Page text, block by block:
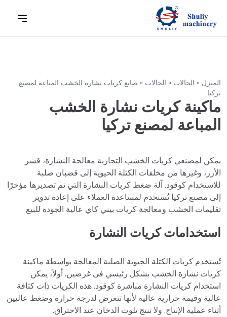
المنزل » الحالات » الحالات » صانع كريات نشارة الخشب المباعة لمصنع
تركيا
ماكينة كريات نشارة الخشب
المباعة لمصنع تركيا
يمكن لمصنعي كريات الخشب التجارية معالجة النشارة، قشر
الأرز، وغيرها من مخلفات الكتلة الحيوية إلى قضبان صلبة
للاستخدام كوقود. آلة ضغط كريات النشارة التي تم تصديرها مؤخرًا
إلى مصنع تركيا تُستخدم لمساعدة العملاء على إعادة تدوير
تقليمات الخشب ومعالجة كريات بيني كاي عالية الجودة للبيع.
استخدامات كريات النشارة
تُستخدم كريات الكتلة الحيوية الصلبة المعالجة بواسطة ماكينة
كريات نشارة الخشب بشكل رئيسي في غرضين. أولاً، يمكن
استخدام كريات النشارة مباشرة كوقود. هذه الكريات ذات كثافة
عالية وقيمة حرارية عالية لأنها تتعرض لدرجة حرارة وضغط عاليين
أثناء عملية الإنتاج. ولا تنتج تلوث الدخان عند الاحتراق.